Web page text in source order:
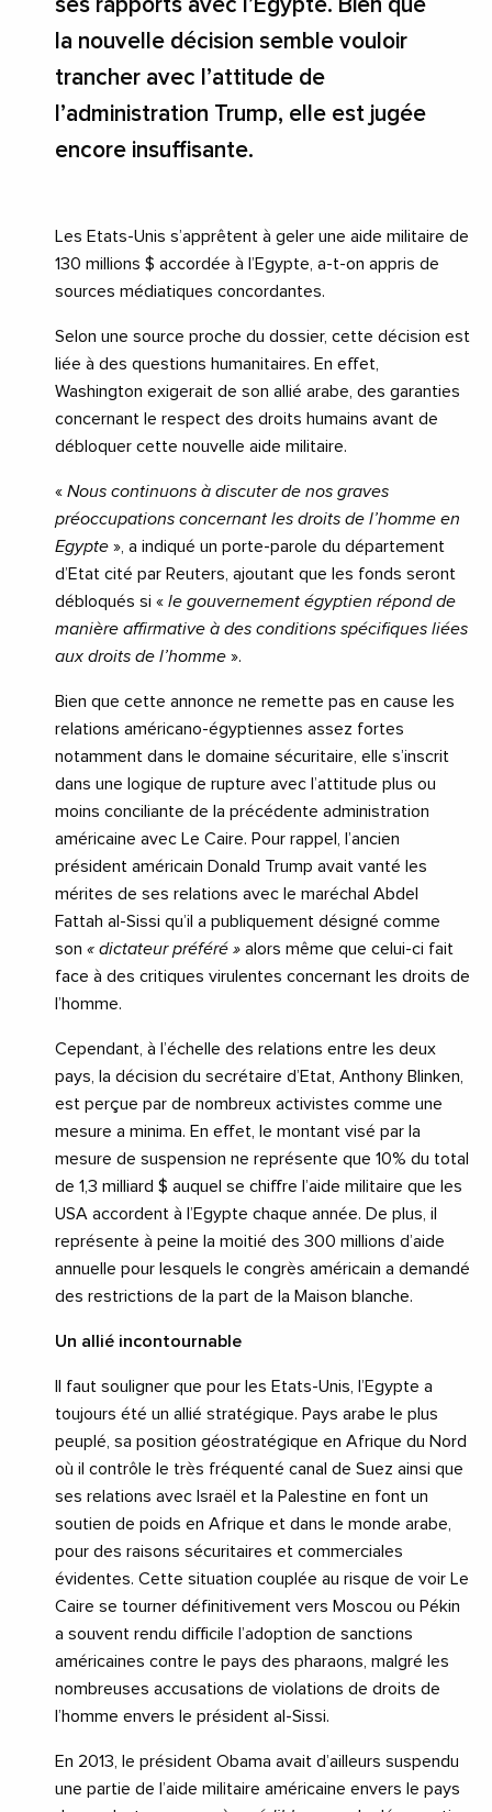
ses rapports avec l’Egypte. Bien que
la nouvelle décision semble vouloir
trancher avec l’attitude de
l’administration Trump, elle est jugée
encore insuffisante.
Les Etats-Unis s’apprêtent à geler une aide militaire de
130 millions $ accordée à l’Egypte, a-t-on appris de
sources médiatiques concordantes.
Selon une source proche du dossier, cette décision est
liée à des questions humanitaires. En effet,
Washington exigerait de son allié arabe, des garanties
concernant le respect des droits humains avant de
débloquer cette nouvelle aide militaire.
« Nous continuons à discuter de nos graves
préoccupations concernant les droits de l’homme en
Egypte », a indiqué un porte-parole du département
d’Etat cité par Reuters, ajoutant que les fonds seront
débloqués si « le gouvernement égyptien répond de
manière affirmative à des conditions spécifiques liées
aux droits de l’homme ».
Bien que cette annonce ne remette pas en cause les
relations américano-égyptiennes assez fortes
notamment dans le domaine sécuritaire, elle s’inscrit
dans une logique de rupture avec l’attitude plus ou
moins conciliante de la précédente administration
américaine avec Le Caire. Pour rappel, l’ancien
président américain Donald Trump avait vanté les
mérites de ses relations avec le maréchal Abdel
Fattah al-Sissi qu’il a publiquement désigné comme
son « dictateur préféré » alors même que celui-ci fait
face à des critiques virulentes concernant les droits de
l’homme.
Cependant, à l’échelle des relations entre les deux
pays, la décision du secrétaire d’Etat, Anthony Blinken,
est perçue par de nombreux activistes comme une
mesure a minima. En effet, le montant visé par la
mesure de suspension ne représente que 10% du total
de 1,3 milliard $ auquel se chiffre l’aide militaire que les
USA accordent à l’Egypte chaque année. De plus, il
représente à peine la moitié des 300 millions d’aide
annuelle pour lesquels le congrès américain a demandé
des restrictions de la part de la Maison blanche.
Un allié incontournable
Il faut souligner que pour les Etats-Unis, l’Egypte a
toujours été un allié stratégique. Pays arabe le plus
peuplé, sa position géostratégique en Afrique du Nord
où il contrôle le très fréquenté canal de Suez ainsi que
ses relations avec Israël et la Palestine en font un
soutien de poids en Afrique et dans le monde arabe,
pour des raisons sécuritaires et commerciales
évidentes. Cette situation couplée au risque de voir Le
Caire se tourner définitivement vers Moscou ou Pékin
a souvent rendu difficile l’adoption de sanctions
américaines contre le pays des pharaons, malgré les
nombreuses accusations de violations de droits de
l’homme envers le président al-Sissi.
En 2013, le président Obama avait d’ailleurs suspendu
une partie de l’aide militaire américaine envers le pays